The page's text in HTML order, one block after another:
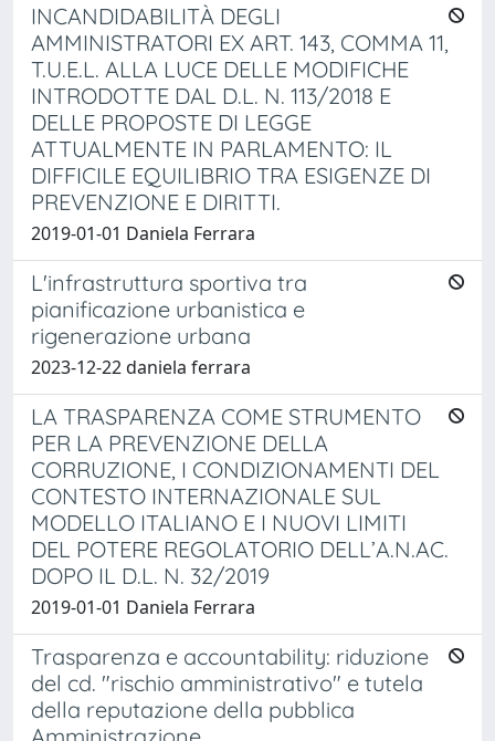
INCANDIDABILITÀ DEGLI
AMMINISTRATORI EX ART. 143, COMMA 11,
T.U.E.L. ALLA LUCE DELLE MODIFICHE
INTRODOTTE DAL D.L. N. 113/2018 E
DELLE PROPOSTE DI LEGGE
ATTUALMENTE IN PARLAMENTO: IL
DIFFICILE EQUILIBRIO TRA ESIGENZE DI
PREVENZIONE E DIRITTI.
2019-01-01 Daniela Ferrara
L'infrastruttura sportiva tra
pianificazione urbanistica e
rigenerazione urbana
2023-12-22 daniela ferrara
LA TRASPARENZA COME STRUMENTO
PER LA PREVENZIONE DELLA
CORRUZIONE, I CONDIZIONAMENTI DEL
CONTESTO INTERNAZIONALE SUL
MODELLO ITALIANO E I NUOVI LIMITI
DEL POTERE REGOLATORIO DELL’A.N.AC.
DOPO IL D.L. N. 32/2019
2019-01-01 Daniela Ferrara
Trasparenza e accountability: riduzione
del cd. "rischio amministrativo" e tutela
della reputazione della pubblica